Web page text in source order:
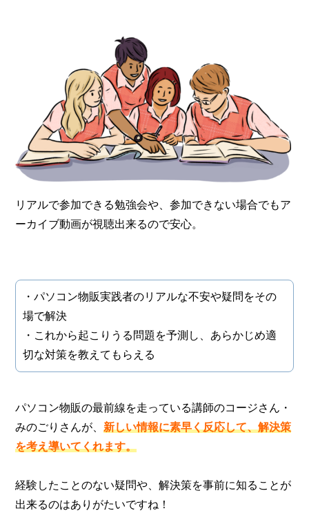
リアルで参加できる勉強会や、参加できない場合でもア
ーカイブ動画が視聴出来るので安心。
・パソコン物販実践者のリアルな不安や疑問をその
場で解決
・これから起こりうる問題を予測し、あらかじめ適
切な対策を教えてもらえる
パソコン物販の最前線を走っている講師のコージさん・
みのごりさんが、新しい情報に素早く反応して、解決策
を考え導いてくれます。
経験したことのない疑問や、解決策を事前に知ることが
出来るのはありがたいですね！